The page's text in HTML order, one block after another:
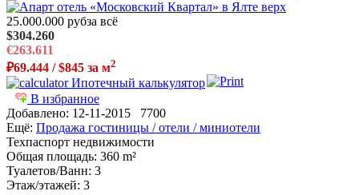
25.000.000 рубза всё
$304.260
€263.611
₽69.444 / $845 за м2
Ипотечный калькулятор
В избранное
Добавлено: 12-11-2015 7700
Ещё: Продажа гостиницы / отели / миниотели
Техпаспорт недвижимости
Общая площадь: 360 m²
Туалетов/Ванн: 3
Этаж/этажей: 3